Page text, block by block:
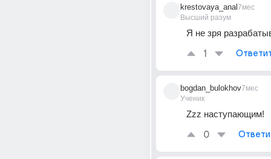
krestovaya_anal
Высший разум
7мес
Я не зря
1
bogdan_bulokhov
Ученик
7мес
Zzz наступающим!
0